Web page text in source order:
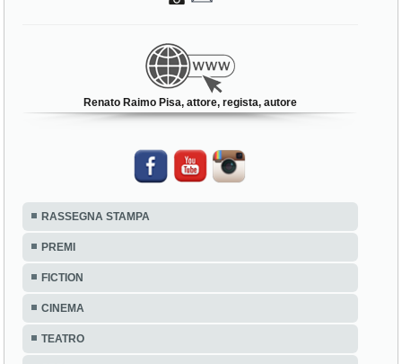
Renato Raimo Pisa, attore, regista, autore
RASSEGNA STAMPA
PREMI
FICTION
CINEMA
TEATRO